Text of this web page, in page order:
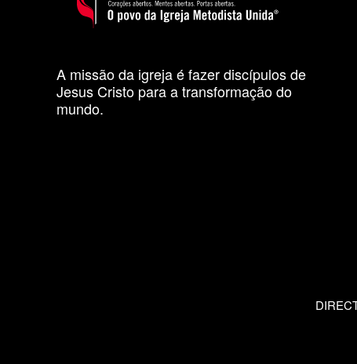
A missão da igreja é fazer discípulos de
Jesus Cristo para a transformação do
mundo.